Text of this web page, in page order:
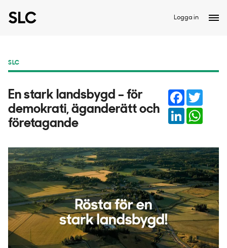
Logga in
SLC
En stark landsbygd – för
demokrati, äganderätt och
företagande
Facebook
LinkedIn